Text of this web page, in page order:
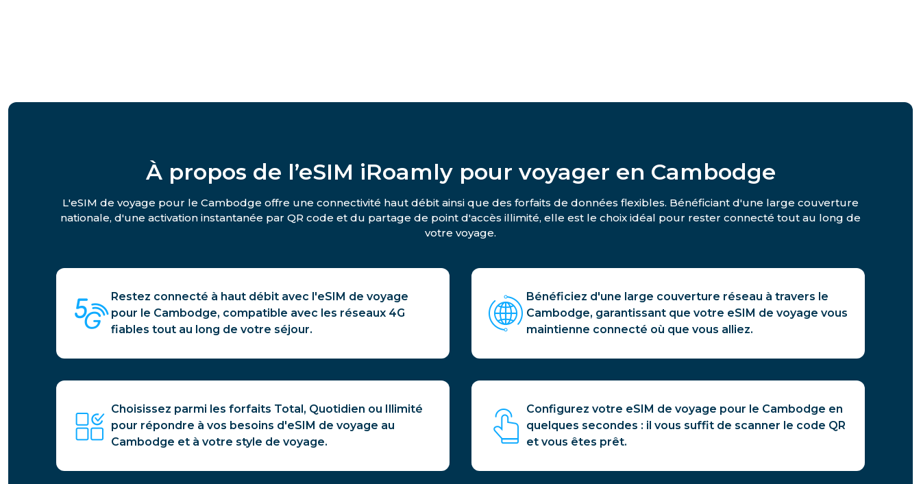
À propos de l’eSIM iRoamly pour voyager en Cambodge
L'eSIM de voyage pour le Cambodge offre une connectivité haut débit ainsi que des forfaits de données flexibles. Bénéficiant d'une large couverture
nationale, d'une activation instantanée par QR code et du partage de point d'accès illimité, elle est le choix idéal pour rester connecté tout au long de
votre voyage.
Restez connecté à haut débit avec l'eSIM de voyage
pour le Cambodge, compatible avec les réseaux 4G
fiables tout au long de votre séjour.
Bénéficiez d'une large couverture réseau à travers le
Cambodge, garantissant que votre eSIM de voyage vous
maintienne connecté où que vous alliez.
Choisissez parmi les forfaits Total, Quotidien ou Illimité
pour répondre à vos besoins d'eSIM de voyage au
Cambodge et à votre style de voyage.
Configurez votre eSIM de voyage pour le Cambodge en
quelques secondes : il vous suffit de scanner le code QR
et vous êtes prêt.